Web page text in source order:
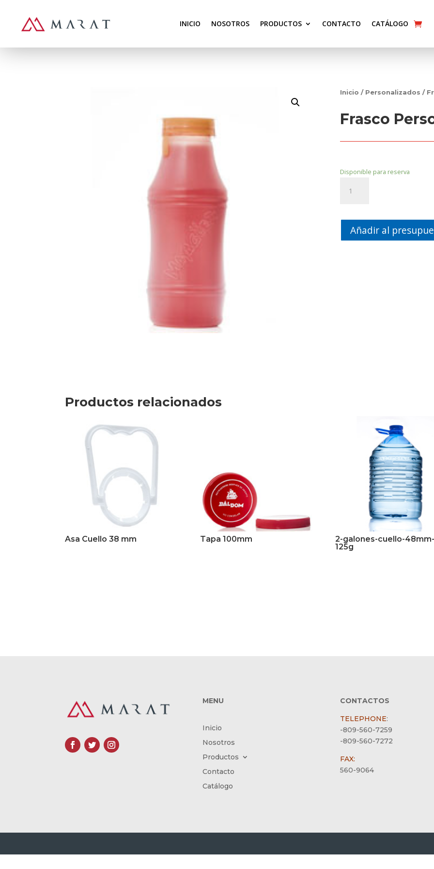
INICIO NOSOTROS PRODUCTOS CONTACTO CATÁLOGO
Inicio / Personalizados /
Frasco
Disponible para reserva
Personalizado
Añadir al
Productos relacionados
Asa Cuello 38 mm Tapa 100mm
2-galones-cuello-
125g
MENU
Inicio
Nosotros
Productos
Contacto
Catálogo
CONTACTOS
TELEPHONE:
-809-560-7259
-809-560-7272
FAX:
560-9064